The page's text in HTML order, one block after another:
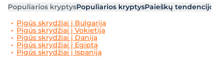
Populiarios kryptysPopuliarios kryptysPaieškų tendencijos
Pigūs skrydžiai į Bulgariją
Pigūs skrydžiai į Vokietiją
Pigūs skrydžiai į Daniją
Pigūs skrydžiai į Egiptą
Pigūs skrydžiai į Ispaniją